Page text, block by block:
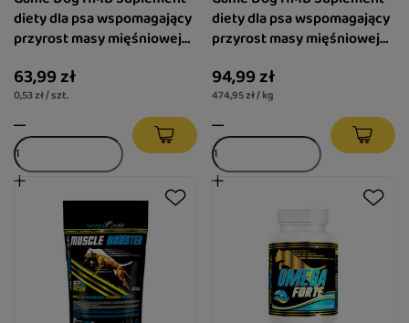
diety dla psa wspomagający
przyrost masy mięśniowej
63,99 zł
0,53 zł / szt.
diety dla psa wspomagający
przyrost masy mięśniowej
94,99 zł
474,95 zł / kg